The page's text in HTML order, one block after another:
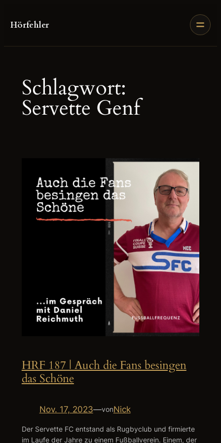
Inhalt
Hörfehler
Schlagwort:
Servette Genf
HRF 187 | Auch die Fans besingen
das Schöne
Nov. 17, 2023—vonNick
Der Servette FC entstand als Rugbyclub und firmierte
im Laufe der Jahre zu einem Fußballverein. Einem, der